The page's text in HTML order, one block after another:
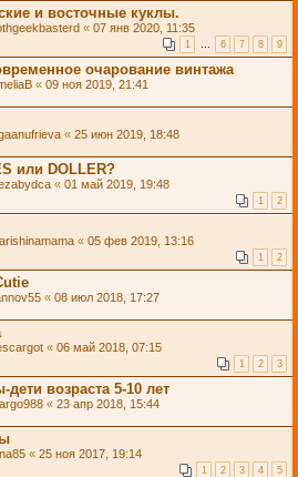
и восточные куклы.
« 07 янв 2020, 11:35
1 … 6 7 8 9
очарование винтажа
« 09 ноя 2019, 21:41
« 25 июн 2019, 18:48
или DOLLER?
« 01 май 2019, 19:48
1 2
« 05 фев 2019, 13:16
1 2
« 08 июл 2018, 17:27
« 06 май 2018, 07:15
1 2 3
возраста 5-10 лет
« 23 апр 2018, 15:44
« 25 ноя 2017, 19:14
1 2 3 4 5